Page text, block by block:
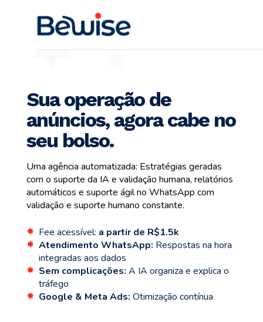
Sua operação de
anúncios, agora cabe no
seu bolso.
Uma agência automatizada: Estratégias geradas
com o suporte da IA e validação humana, relatórios
automáticos e suporte ágil no WhatsApp com
validação e suporte humano constante.
✸ Fee acessível: a partir de R$1.5k
✸ Atendimento WhatsApp: Respostas na hora
integradas aos dados
✸ Sem complicações: A IA organiza e explica o
tráfego
✸ Google & Meta Ads: Otimização contínua